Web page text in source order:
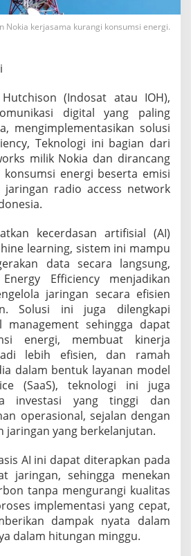
Nokia kerjasama kurangi konsumsi energi.
(Indosat atau IOH),
digital yang paling
mengimplementasikan solusi
Teknologi ini bagian dari
milik Nokia dan dirancang
energi beserta emisi
radio access network
kecerdasan artifisial (AI)
learning, sistem ini mampu
data secara langsung,
Efficiency menjadikan
jaringan secara efisien
Solusi ini juga dilengkapi
management sehingga dapat
energi, membuat kinerja
lebih efisien, dan ramah
dalam bentuk layanan model
(SaaS), teknologi ini juga
investasi yang tinggi dan
operasional, sejalan dengan
jaringan yang berkelanjutan.
AI ini dapat diterapkan pada
jaringan, sehingga menekan
tanpa mengurangi kualitas
implementasi yang cepat,
dampak nyata dalam
dalam hitungan minggu.